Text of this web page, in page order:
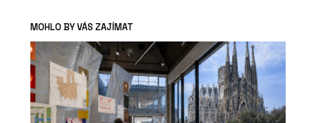
MOHLO BY VÁS ZAJÍMAT